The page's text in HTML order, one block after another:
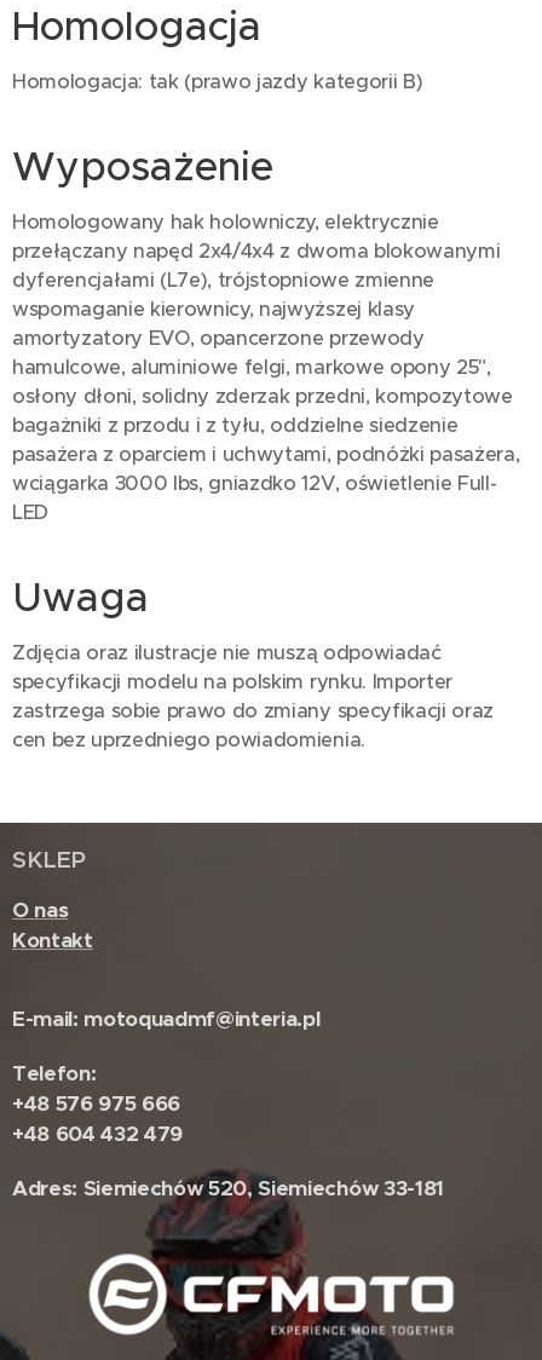
Homologacja
Homologacja: tak (prawo jazdy kategorii B)
Wyposażenie
Homologowany hak holowniczy, elektrycznie
przełączany napęd 2x4/4x4 z dwoma blokowanymi
dyferencjałami (L7e), trójstopniowe zmienne
wspomaganie kierownicy, najwyższej klasy
amortyzatory EVO, opancerzone przewody
hamulcowe, aluminiowe felgi, markowe opony 25",
osłony dłoni, solidny zderzak przedni, kompozytowe
bagażniki z przodu i z tyłu, oddzielne siedzenie
pasażera z oparciem i uchwytami, podnóżki pasażera,
wciągarka 3000 lbs, gniazdko 12V, oświetlenie Full-
LED
Uwaga
Zdjęcia oraz ilustracje nie muszą odpowiadać
specyfikacji modelu na polskim rynku. Importer
zastrzega sobie prawo do zmiany specyfikacji oraz
cen bez uprzedniego powiadomienia.
SKLEP
O nas
Kontakt
E-mail: motoquadmf@interia.pl
Telefon:
+48 576 975 666
+48 604 432 479
Adres: Siemiechów 520, Siemiechów 33-181